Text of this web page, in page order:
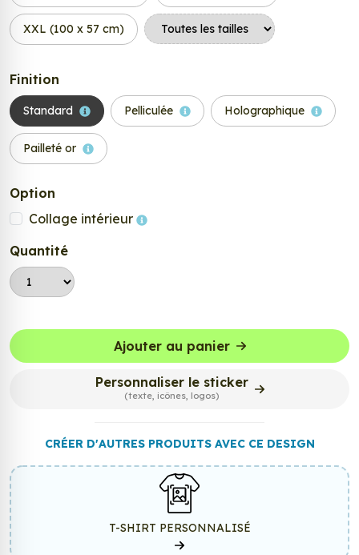
XXL (100 x 57 cm)
Finition
Standard Pelliculée Holographique
Pailleté or
Option
Collage intérieur
Quantité
Ajouter au panier
Personnaliser le sticker
(texte, icônes, logos)
CRÉER D'AUTRES PRODUITS AVEC CE DESIGN
T-SHIRT PERSONNALISÉ